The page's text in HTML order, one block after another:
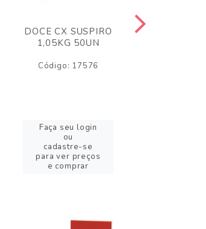
DOCE CX SUSPIRO
1,05KG 50UN
Código: 17576
Faça seu login
ou
cadastre-se
para ver preços
e comprar